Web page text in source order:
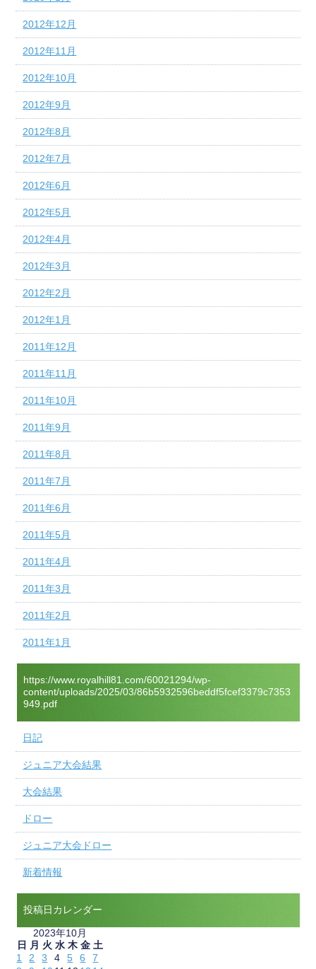
2012年12月
2012年11月
2012年10月
2012年9月
2012年8月
2012年7月
2012年6月
2012年5月
2012年4月
2012年3月
2012年2月
2012年1月
2011年12月
2011年11月
2011年10月
2011年9月
2011年8月
2011年7月
2011年6月
2011年5月
2011年4月
2011年3月
2011年2月
2011年1月
https://www.royalhill81.com/60021294/wp-
content/uploads/2025/03/86b5932596beddf5fcef3379c7353
949.pdf
日記
ジュニア大会結果
大会結果
ドロー
ジュニア大会ドロー
新着情報
投稿日カレンダー
2023年10月
日
月 火 水 木 金 土
1 2 3 4 5 6
7